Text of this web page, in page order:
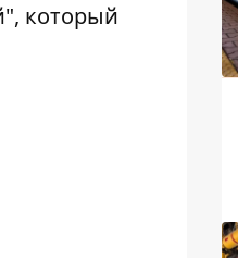
, который